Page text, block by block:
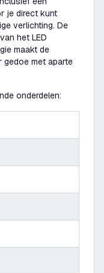
je direct kunt
verlichting. De
het LED
maakt de
gedoe met aparte
onderdelen: